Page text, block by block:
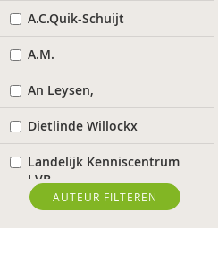
A.C.Quik-Schuijt
A.M.
An Leysen,
Dietlinde Willockx
Landelijk Kenniscentrum
LVB
Sardes
AUTEUR FILTEREN